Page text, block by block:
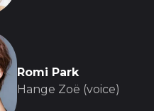
Romi Park
Hange Zoë (voice)